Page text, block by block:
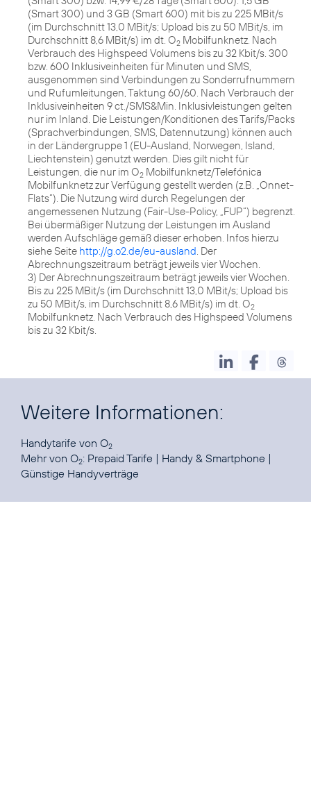
(Smart 300) und 3 GB (Smart 600) mit bis zu 225 MBit/s
(im Durchschnitt 13,0 MBit/s; Upload bis zu 50 MBit/s, im
Durchschnitt 8,6 MBit/s) im dt. O2 Mobilfunknetz. Nach
Verbrauch des Highspeed Volumens bis zu 32 Kbit/s. 300
bzw. 600 Inklusiveinheiten für Minuten und SMS,
ausgenommen sind Verbindungen zu Sonderrufnummern
und Rufumleitungen, Taktung 60/60. Nach Verbrauch der
Inklusiveinheiten 9 ct./SMS&Min. Inklusivleistungen gelten
nur im Inland. Die Leistungen/Konditionen des Tarifs/Packs
(Sprachverbindungen, SMS, Datennutzung) können auch
in der Ländergruppe 1 (EU-Ausland, Norwegen, Island,
Liechtenstein) genutzt werden. Dies gilt nicht für
Leistungen, die nur im O2 Mobilfunknetz/Telefónica
Mobilfunknetz zur Verfügung gestellt werden (z.B. „Onnet-
Flats“). Die Nutzung wird durch Regelungen der
angemessenen Nutzung (Fair-Use-Policy, „FUP“) begrenzt.
Bei übermäßiger Nutzung der Leistungen im Ausland
werden Aufschläge gemäß dieser erhoben. Infos hierzu
siehe Seite http://g.o2.de/eu-ausland. Der
Abrechnungszeitraum beträgt jeweils vier Wochen.
3) Der Abrechnungszeitraum beträgt jeweils vier Wochen.
Bis zu 225 MBit/s (im Durchschnitt 13,0 MBit/s; Upload bis
zu 50 MBit/s, im Durchschnitt 8,6 MBit/s) im dt. O2
Mobilfunknetz. Nach Verbrauch des Highspeed Volumens
bis zu 32 Kbit/s.
Weitere Informationen:
Handytarife von O2
Mehr von O2: Prepaid Tarife | Handy & Smartphone |
Günstige Handyverträge